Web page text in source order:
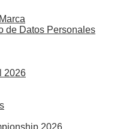
de Datos Personales
2026
2026